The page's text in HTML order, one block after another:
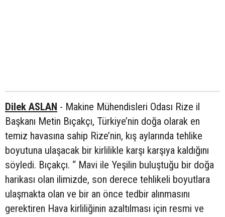
Dilek ASLAN - Makine Mühendisleri Odası Rize il
Başkanı Metin Bıçakçı, Türkiye’nin doğa olarak en
temiz havasına sahip Rize’nin, kış aylarında tehlike
boyutuna ulaşacak bir kirlilikle karşı karşıya kaldığını
söyledi. Bıçakçı. “ Mavi ile Yeşilin buluştuğu bir doğa
harikası olan ilimizde, son derece tehlikeli boyutlara
ulaşmakta olan ve bir an önce tedbir alınmasını
gerektiren Hava kirliliğinin azaltılması için resmi ve